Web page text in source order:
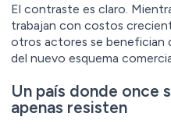
El contraste es claro.
trabajan con costos
otros actores se benefician
del nuevo esquema
Un país donde once
apenas resisten